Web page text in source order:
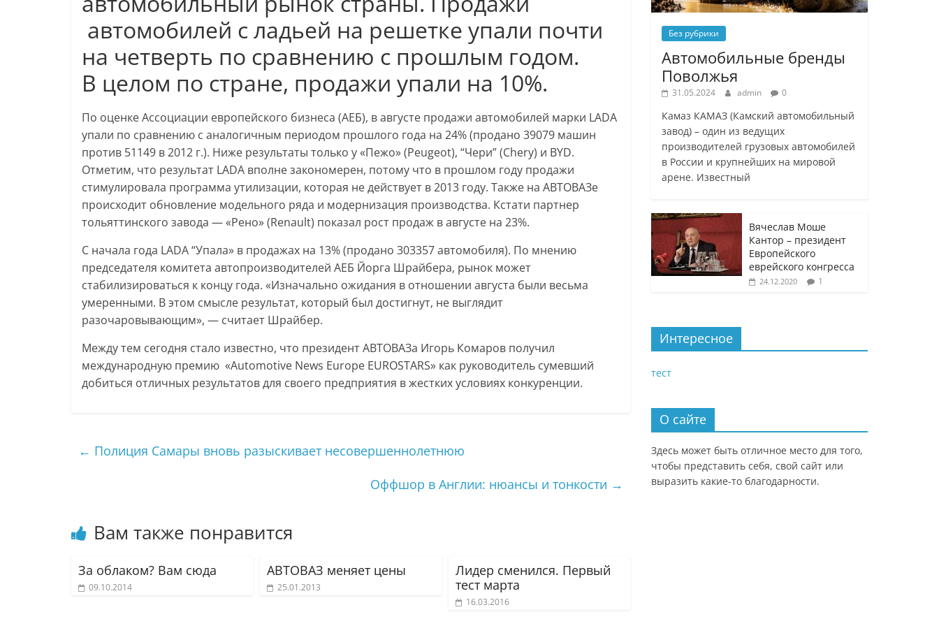
автомобилей с ладьей на решетке упали почти
на четверть по сравнению с прошлым годом.
В целом по стране, продажи упали на 10%.
По оценке Ассоциации европейского бизнеса (АЕБ), в августе продажи автомобилей марки LADA
упали по сравнению с аналогичным периодом прошлого года на 24% (продано 39079 машин
против 51149 в 2012 г.). Ниже результаты только у «Пежо» (Peugeot), “Чери” (Chery) и BYD.
Отметим, что результат LADA вполне закономерен, потому что в прошлом году продажи
стимулировала программа утилизации, которая не действует в 2013 году. Также на АВТОВАЗе
происходит обновление модельного ряда и модернизация производства. Кстати партнер
тольяттинского завода — «Рено» (Renault) показал рост продаж в августе на 23%.
С начала года LADA “Упала» в продажах на 13% (продано 303357 автомобиля). По мнению
председателя комитета автопроизводителей АЕБ Йорга Шрайбера, рынок может
стабилизироваться к концу года. «Изначально ожидания в отношении августа были весьма
умеренными. В этом смысле результат, который был достигнут, не выглядит
разочаровывающим», — считает Шрайбер.
Между тем сегодня стало известно, что президент АВТОВАЗа Игорь Комаров получил
международную премию «Automotive News Europe EUROSTARS» как руководитель сумевший
добиться отличных результатов для своего предприятия в жестких условиях конкуренции.
← Полиция Самары вновь разыскивает несовершеннолетнюю
Оффшор в Англии: нюансы и тонкости →
Вам также понравится
За облаком? Вам сюда
09.10.2014
АВТОВАЗ меняет цены
25.01.2013
Лидер сменился. Первый
тест марта
16.03.2016
Без рубрики
Автомобильные бренды
Поволжья
31.05.2024 admin 0
Камаз КАМАЗ (Камский автомобильный
завод) – один из ведущих
производителей грузовых автомобилей
в России и крупнейших на мировой
арене. Известный
Вячеслав Моше
Кантор – президент
Европейского
еврейского конгресса
24.12.2020 1
Интересное
тест
О сайте
Здесь может быть отличное место для того,
чтобы представить себя, свой сайт или
выразить какие-то благодарности.